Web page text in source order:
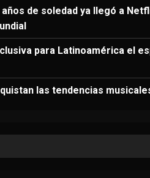
Agosto
fue a
los
Agosto
de soledad ya llegó a
para Latinoamérica el
las tendencias